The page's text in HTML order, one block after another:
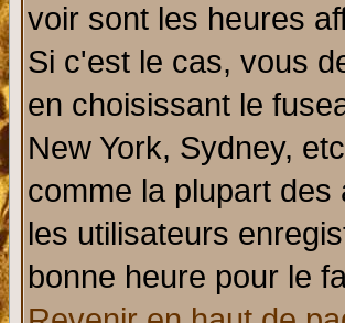
voir sont les heures
Si c'est le cas, vous
en choisissant le
New York, Sydney,
comme la plupart
les utilisateurs
bonne heure pour le